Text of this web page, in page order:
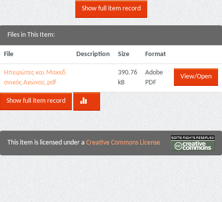
Show full item record
Files in This Item:
File Description Size Format
Ηπειρώτες και Μακεδ
ονικός Αγώνας.pdf
390.76
kB
Adobe
PDF
View/Open
Show full item record
This item is licensed under a Creative Commons License